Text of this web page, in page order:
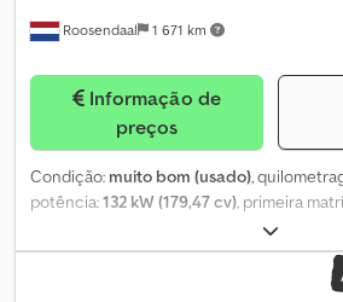
Roosendaal 1 671 km
Informação de
preços
Condição: muito bom (usado),
potência:132 kW (179,47 cv), primeira
, combustível:diesel
condutor:cabina diurna, tipo de
,